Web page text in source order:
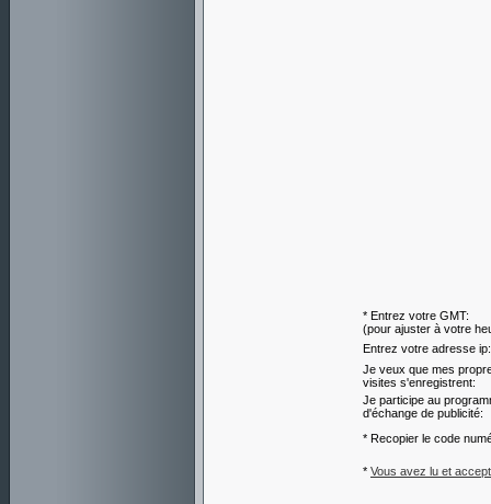
* Entrez votre GMT:
(pour ajuster à votre
Entrez votre adresse ip:
Je veux que mes
visites s'enregistrent:
Je participe au
d'échange de publicité:
* Recopier le code
* Vous avez lu et